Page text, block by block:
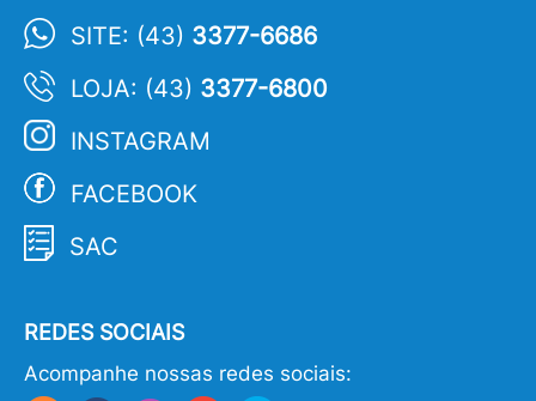
SITE: (43) 3377-6686
LOJA: (43) 3377-6800
INSTAGRAM
FACEBOOK
SAC
REDES SOCIAIS
Acompanhe nossas redes sociais: